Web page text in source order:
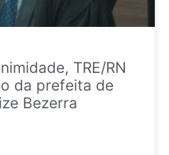
TRE/RN
da prefeita de
Bezerra